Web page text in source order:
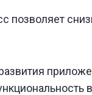
позволяет